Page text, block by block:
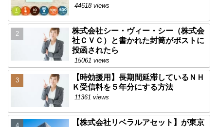
44618 views
株式会社シー・ヴィー・シー（株式会
社ＣＶＣ）と書かれた封筒がポストに
投函されたら
15061 views
【時効援用】長期間延滞しているＮＨ
Ｋ受信料を５年分にする方法
11361 views
【株式会社リベラルアセット】が東京